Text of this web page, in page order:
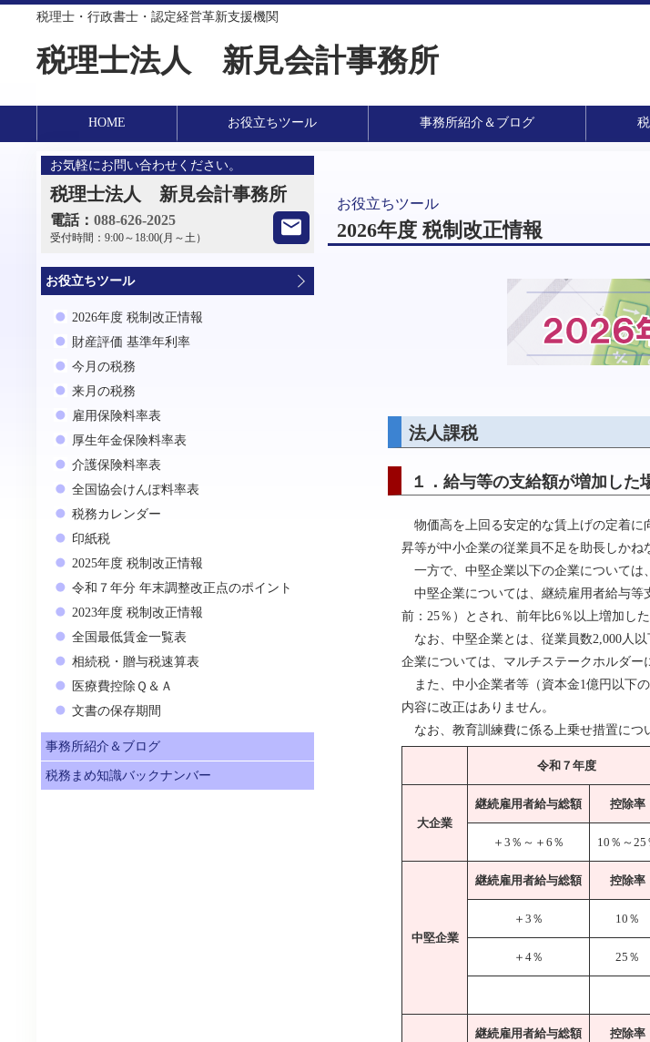
税理士・行政書士・認定経営革新支援機関
税理士法人 新見会計事務所
HOME お役立ちツール 事務所紹介＆ブログ
お役立ちツール
2026年度 税制改正情報
法人課税
１．給与等の支給額が増加した
物価高を上回る安定的な賃上げの定着に
昇等が中小企業の従業員不足を助長しかね
一方で、中堅企業以下の企業については
中堅企業については、継続雇用者給与等
前：25％）とされ、前年比6％以上増加し
なお、中堅企業とは、従業員数2,000人
企業については、マルチステークホルダー
また、中小企業者等（資本金1億円以下
内容に改正はありません。
なお、教育訓練費に係る上乗せ措置につ
令和７年度
大企業
継続雇用者給与総額
控除率
＋3％～＋6％
10％～25
中堅企業
継続雇用者給与総額 控除率
＋3％ 10％
＋4％ 25％
継続雇用者給与総額 控除率
お気軽にお問い合わせください。
税理士法人 新見会計事務所
電話： 088-626-2025
受付時間： 9:00～18:00(月～土）
お役立ちツール
2026年度 税制改正情報
財産評価 基準年利率
今月の税務
来月の税務
雇用保険料率表
厚生年金保険料率表
介護保険料率表
全国協会けんぽ料率表
税務カレンダー
印紙税
2025年度 税制改正情報
令和７年分 年末調整改正点のポイント
2023年度 税制改正情報
全国最低賃金一覧表
相続税・贈与税速算表
医療費控除Ｑ＆Ａ
文書の保存期間
事務所紹介＆ブログ
税務まめ知識バックナンバー